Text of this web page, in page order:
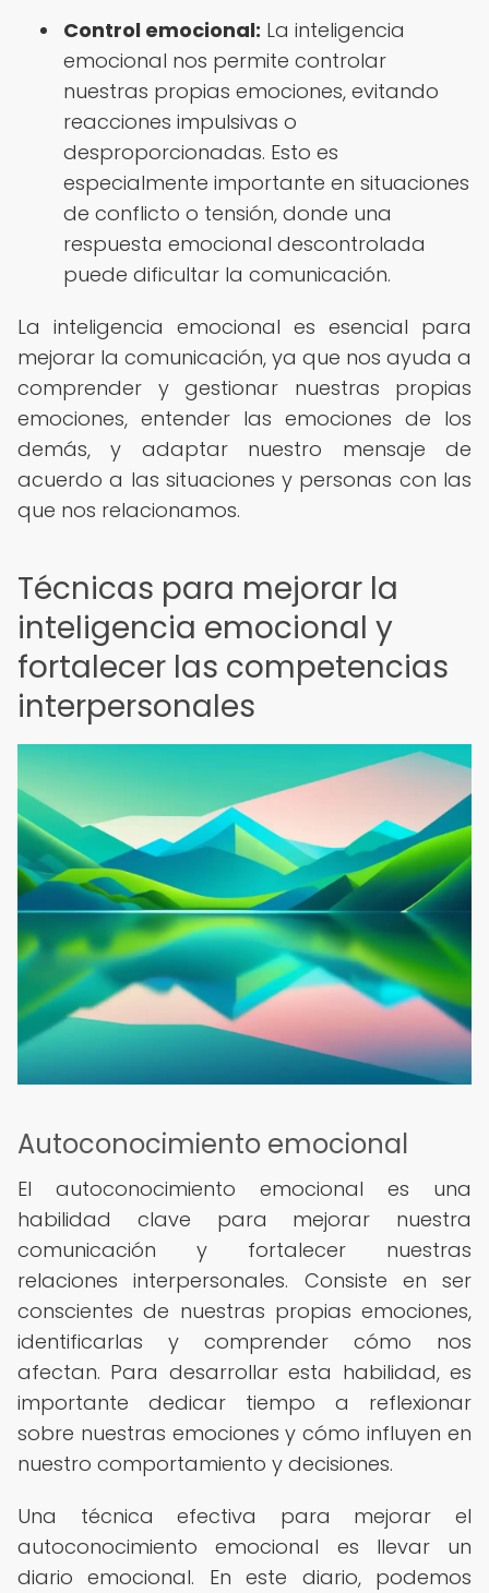
Control emocional: La inteligencia
emocional nos permite controlar
nuestras propias emociones, evitando
reacciones impulsivas o
desproporcionadas. Esto es
especialmente importante en situaciones
de conflicto o tensión, donde una
respuesta emocional descontrolada
puede dificultar la comunicación.
La inteligencia emocional es esencial para
mejorar la comunicación, ya que nos ayuda a
comprender y gestionar nuestras propias
emociones, entender las emociones de los
demás, y adaptar nuestro mensaje de
acuerdo a las situaciones y personas con las
que nos relacionamos.
Técnicas para mejorar la
inteligencia emocional y
fortalecer las competencias
interpersonales
Autoconocimiento emocional
El autoconocimiento emocional es una
habilidad clave para mejorar nuestra
comunicación y fortalecer nuestras
relaciones interpersonales. Consiste en ser
conscientes de nuestras propias emociones,
identificarlas y comprender cómo nos
afectan. Para desarrollar esta habilidad, es
importante dedicar tiempo a reflexionar
sobre nuestras emociones y cómo influyen en
nuestro comportamiento y decisiones.
Una técnica efectiva para mejorar el
autoconocimiento emocional es llevar un
diario emocional. En este diario, podemos